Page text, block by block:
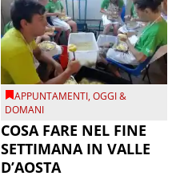
APPUNTAMENTI,OGGI &
DOMANI
COSA FARE NEL FINE
SETTIMANA IN VALLE
D’AOSTA